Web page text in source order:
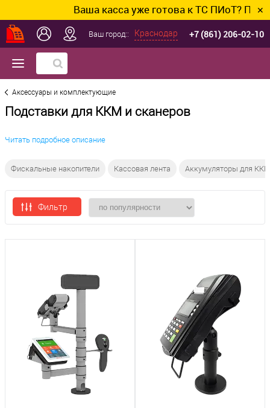
Ваша касса уже готова к ТС ПИоТ? ✕
Ваш город:: Краснодар +7 (861) 206-02-10
Аксессуары и комплектующие
Подставки для ККМ и сканеров
Читать подробное описание
Фискальные накопители Кассовая лента Аккумуляторы для ККМ
Фильтр